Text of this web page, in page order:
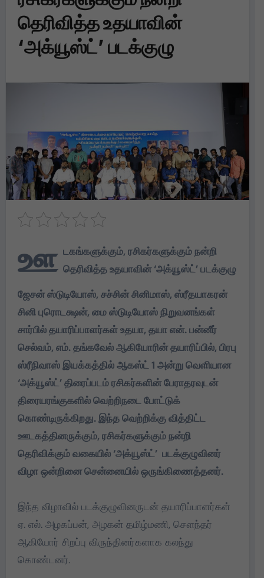
தெரிவித்த உதயாவின்
‘அக்யூஸ்ட்’ படக்குழு
ஊ டகங்களுக்கும், ரசிகர்களுக்கும் நன்றி
தெரிவித்த உதயாவின் ‘அக்யூஸ்ட்’ படக்குழு
ஜேசன் ஸ்டுடியோஸ், சச்சின் சினிமாஸ், ஸ்ரீதயாகரன்
சினி புரொடக்ஷன், மை ஸ்டுடியோஸ் நிறுவனங்கள்
சார்பில் தயாரிப்பாளர்கள் உதயா, தயா என். பன்னீர்
செல்வம், எம். தங்கவேல் ஆகியோரின் தயாரிப்பில், பிரபு
ஸ்ரீநிவாஸ் இயக்கத்தில் ஆகஸ்ட் 1 அன்று வெளியான
‘அக்யூஸ்ட்’ திரைப்படம் ரசிகர்களின் பேராதரவுடன்
திரையரங்குகளில் வெற்றிநடை போட்டுக்
கொண்டிருக்கிறது. இந்த வெற்றிக்கு வித்திட்ட
ஊடகத்தினருக்கும், ரசிகர்களுக்கும் நன்றி
தெரிவிக்கும் வகையில் ‘அக்யூஸ்ட்’ படக்குழுவினர்
விழா ஒன்றினை சென்னையில் ஒருங்கிணைத்தனர்.
இந்த விழாவில் படக்குழுவினருடன் தயாரிப்பாளர்கள்
ஏ. எல். அழகப்பன், அழகன் தமிழ்மணி, சௌந்தர்
ஆகியோர் சிறப்பு விருந்தினர்களாக கலந்து
கொண்டனர்.